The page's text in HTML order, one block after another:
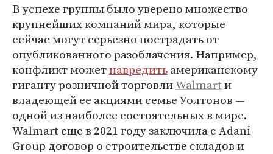
В успехе группы было уверено множество
крупнейших компаний мира, которые
сейчас могут серьезно пострадать от
опубликованного разоблачения. Например,
конфликт можетнавредитьамериканскому
гиганту розничной торговлиWalmartи
владеющей ее акциями семье Уолтонов —
одной из наиболее состоятельных в мире.
Walmart еще в 2021 году заключила с Adani
Group договор о строительстве складов и